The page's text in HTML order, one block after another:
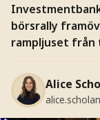
börsrally
rampljuset
Alice